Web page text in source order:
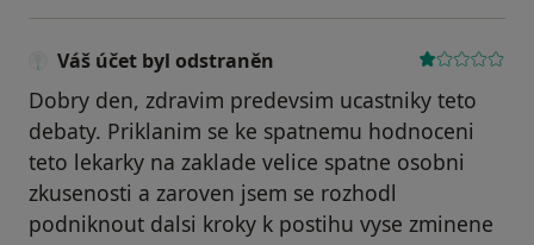
Váš účet byl odstraněn
Dobry den, zdravim predevsim ucastniky teto
debaty. Priklanim se ke spatnemu hodnoceni
teto lekarky na zaklade velice spatne osobni
zkusenosti a zaroven jsem se rozhodl
podniknout dalsi kroky k postihu vyse zminene